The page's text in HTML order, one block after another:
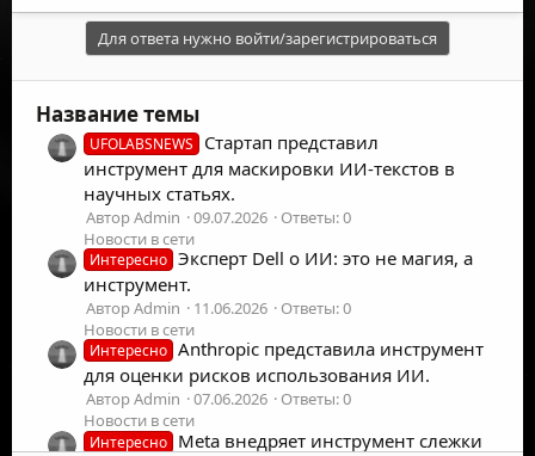
Для ответа нужно войти/зарегистрироваться
Название темы
UFOLABSNEWS
Стартап представил
инструмент для маскировки ИИ-текстов в
научных статьях.
Автор Admin 09.07.2026
Ответы: 0
Новости в сети
Интересно Эксперт Dell о ИИ: это не магия, а
инструмент.
Автор Admin 11.06.2026
Ответы: 0
Новости в сети
Интересно Anthropic представила инструмент
для оценки рисков использования ИИ.
Автор Admin 07.06.2026
Ответы: 0
Новости в сети
Интересно Meta внедряет инструмент слежки